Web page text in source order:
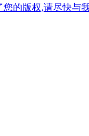
的版权,请尽快与